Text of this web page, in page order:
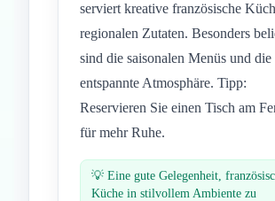
serviert kreative französische
regionalen Zutaten. Besonders
sind die saisonalen Menüs und die
entspannte Atmosphäre. Tipp:
Reservieren Sie einen Tisch am
für mehr Ruhe.
💡 Eine gute Gelegenheit,
Küche in stilvollem Ambiente zu